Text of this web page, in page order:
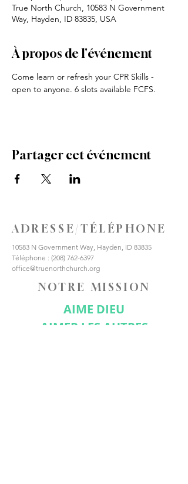
True North Church, 10583 N Government
Way, Hayden, ID 83835, USA
À propos de l'événement
Come learn or refresh your CPR Skills -
open to anyone. 6 slots available FCFS.
Partager cet événement
ADRESSE/TÉLÉPHONE
10583 N Government Way, Hayden, ID 83835
Téléphone : (208) 762-6397
office@truenorthchurch.org
NOTRE MISSION
AIME DIEU
AIMER LES AUTRES